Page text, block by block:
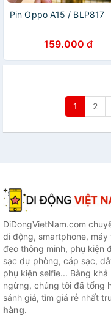
Pin Oppo A15 / BLP817
159.000 đ
1 2
DiDongVietNam.com
di động, smartphone,
đeo thông minh, phụ kiện
sạc dự phòng, cáp sạc,
phụ kiện selfie... Bằng
ngừng, chúng tôi đã tổng
sánh giá, tìm giá rẻ nhất
hàng.